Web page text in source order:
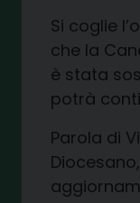
Si coglie
che la
è stata
potrà
Parola di